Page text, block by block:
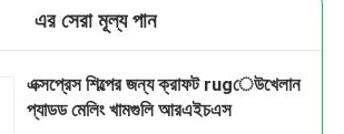
এর সেরা মূল্য পান
এক্সপ্রেস শিল্পের জন্য ক্রাফট rugেউখেলান
প্যাডড মেলিং খামগুলি আরএইচএস